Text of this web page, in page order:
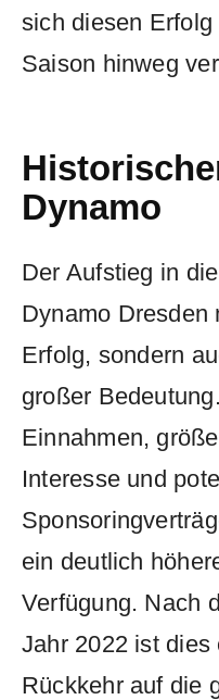
sich diesen
Saison hinweg
Dynamo
Der Aufstieg in
Dynamo Dresden
Erfolg, sondern
großer
Einnahmen,
Interesse und
ein deutlich
Verfügung. Nach
Jahr 2022 ist
Rückkehr auf die